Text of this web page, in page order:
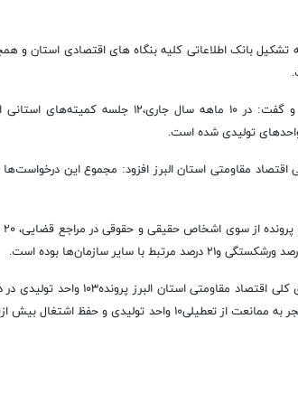
بانک اطلاعاتی کلیه بنگاه های اقتصادی استان و
او به فعالسازی ستاد پیگیری اجرای سیاست‌های کلی اقتصاد مقاومتی استان البرز اشاره کرد و گفت: در ۱۰ ماهه سال جاری،۱۲
سیاست‌های کلی اقتصاد مقاومتی استان البرز افزود: مجموع این
او افزود:
رئیس کل دادگستری استان البرز با اشاره به اینکه هم اکنون در ستاد پیگیری اجرای سیاست‌های کلی اقتصاد مقاومتی